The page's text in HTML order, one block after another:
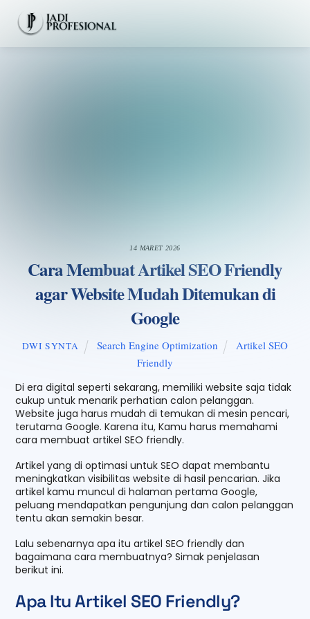
content
14 MARET 2026
Cara Membuat Artikel SEO Friendly
agar Website Mudah Ditemukan di
Google
DWI SYNTA Search Engine Optimization
Artikel SEO
Friendly
Di era digital seperti sekarang, memiliki website saja tidak
cukup untuk menarik perhatian calon pelanggan.
Website juga harus mudah di temukan di mesin pencari,
terutama Google. Karena itu, Kamu harus memahami
cara membuat artikel SEO friendly.
Artikel yang di optimasi untuk SEO dapat membantu
meningkatkan visibilitas website di hasil pencarian. Jika
artikel kamu muncul di halaman pertama Google,
peluang mendapatkan pengunjung dan calon pelanggan
tentu akan semakin besar.
Lalu sebenarnya apa itu artikel SEO friendly dan
bagaimana cara membuatnya? Simak penjelasan
berikut ini.
Apa Itu Artikel SEO Friendly?